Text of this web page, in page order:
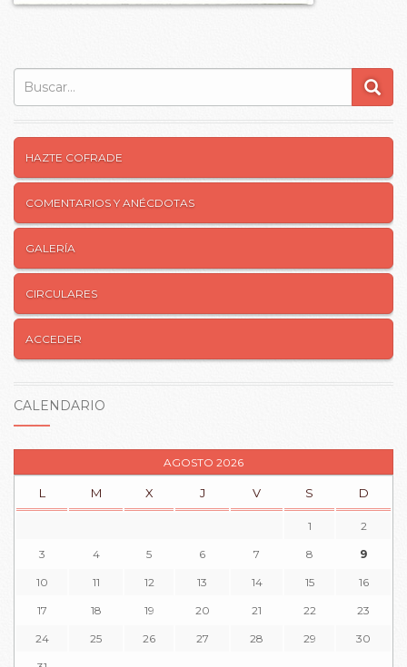
Buscar:
HAZTE COFRADE
COMENTARIOS Y ANÉCDOTAS
GALERÍA
CIRCULARES
ACCEDER
CALENDARIO
AGOSTO 2026
L M X J V S D
1 2
3 4 5 6 7 8 9
10 11 12 13 14 15 16
17 18 19 20 21 22 23
24 25 26 27 28 29 30